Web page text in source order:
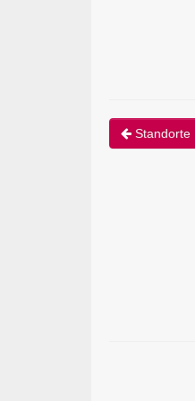
Standorte